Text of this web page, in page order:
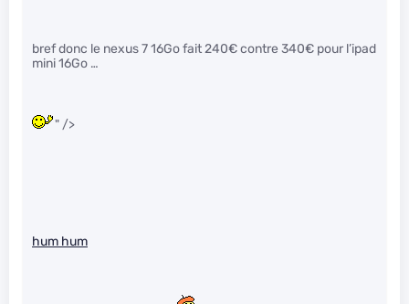
bref donc le nexus 7 16Go fait 240€ contre 340€ pour l’ipad
mini 16Go …
" />
hum hum